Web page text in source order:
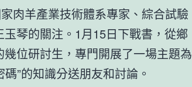
肉羊產業技術體系專家、綜合試驗
琴的關注。1月15日下戰書，從鄉
位研討生，專門開展了一場主題為
”的知識分送朋友和討論。